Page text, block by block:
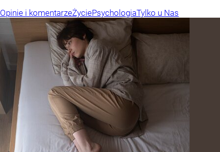
Opinie i komentarzeŻyciePsychologiaTylko u Nas